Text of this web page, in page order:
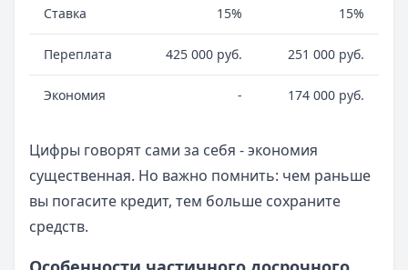
Ставка 15% 15%
Переплата 425 000 руб. 251 000 руб.
Экономия - 174 000 руб.
Цифры говорят сами за себя - экономия
существенная. Но важно помнить: чем раньше
вы погасите кредит, тем больше сохраните
средств.